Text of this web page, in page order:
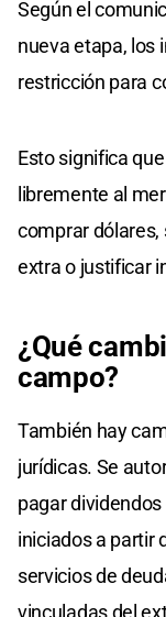
Según el
nueva etapa, los
restricción para
Esto significa
libremente al
comprar
extra o justificar
¿Qué
campo?
También hay
jurídicas. Se
pagar
iniciados a partir
servicios de
vinculadas del